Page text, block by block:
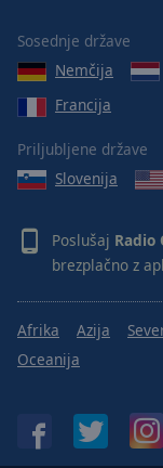
Sosednje države
Nemčija
Francija
Priljubljene države
Slovenija
Poslušaj Radio
brezplačno z
Afrika Azija
Oceanija